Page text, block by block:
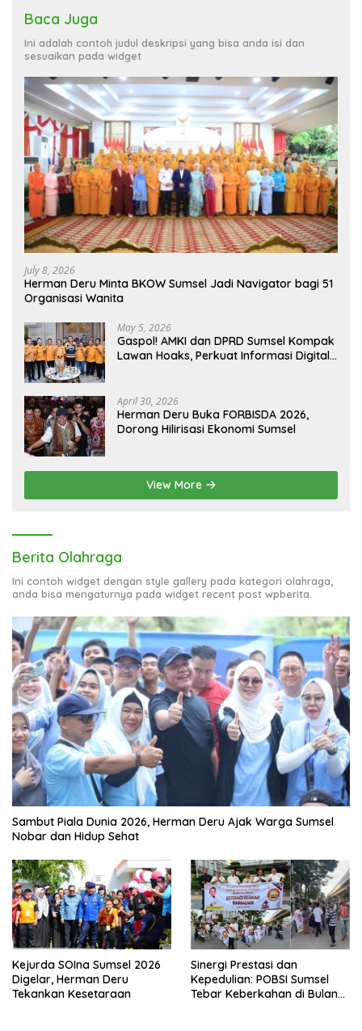
Baca Juga
Ini adalah contoh judul deskripsi yang bisa anda isi dan
sesuaikan pada widget
July 8, 2026
Herman Deru Minta BKOW Sumsel Jadi Navigator bagi 51
Organisasi Wanita
May 5, 2026
Gaspol! AMKI dan DPRD Sumsel Kompak
Lawan Hoaks, Perkuat Informasi Digital
April 30, 2026
Herman Deru Buka FORBISDA 2026,
Dorong Hilirisasi Ekonomi Sumsel
View More
Berita Olahraga
Ini contoh widget dengan style gallery pada kategori olahraga,
anda bisa mengaturnya pada widget recent post wpberita.
Sambut Piala Dunia 2026, Herman Deru Ajak Warga Sumsel
Nobar dan Hidup Sehat
Kejurda SOIna Sumsel 2026
Digelar, Herman Deru
Tekankan Kesetaraan
Sinergi Prestasi dan
Kepedulian: POBSI Sumsel
Tebar Keberkahan di Bulan